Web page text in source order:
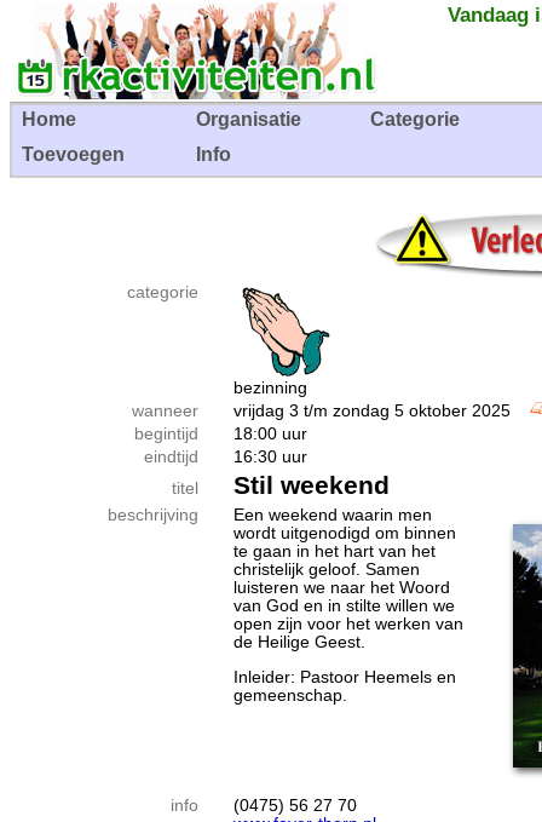
Vandaag
Home Organisatie
Categorie
Toevoegen
Info
categorie
bezinning
wanneer
vrijdag 3 t/m zondag 5 oktober 2025
begintijd
18:00 uur
eindtijd
16:30 uur
titel
Stil weekend
beschrijving
Een weekend waarin men
wordt uitgenodigd om binnen
te gaan in het hart van het
christelijk geloof. Samen
luisteren we naar het Woord
van God en in stilte willen we
open zijn voor het werken van
de Heilige Geest.
Inleider: Pastoor Heemels en
gemeenschap.
info
(0475) 56 27 70